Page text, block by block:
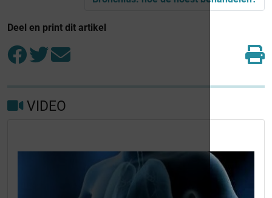
Deel en print dit artikel
VIDEO